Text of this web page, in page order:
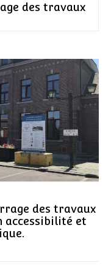
des travaux
des travaux
accessibilité et